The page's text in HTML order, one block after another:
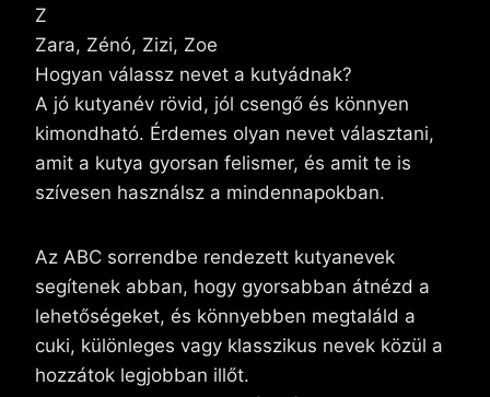
Z
Zara, Zénó, Zizi, Zoe
Hogyan válassz nevet a kutyádnak?
A jó kutyanév rövid, jól csengő és könnyen
kimondható. Érdemes olyan nevet választani,
amit a kutya gyorsan felismer, és amit te is
szívesen használsz a mindennapokban.
Az ABC sorrendbe rendezett kutyanevek
segítenek abban, hogy gyorsabban átnézd a
lehetőségeket, és könnyebben megtaláld a
cuki, különleges vagy klasszikus nevek közül a
hozzátok legjobban illőt.